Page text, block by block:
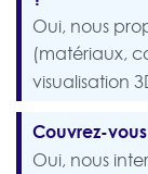
Oui, nous
(matériaux,
visualisation
Couvrez-
Oui, nous